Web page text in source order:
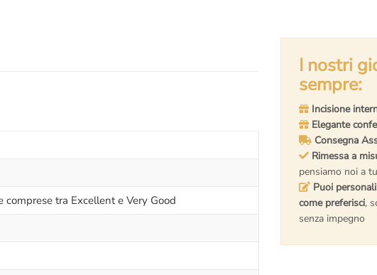
tra Excellent e Very Good
I nostri
sempre:
Incisione
Elegante
Consegna
Rimessa a
pensiamo noi a
Puoi
come preferisci,
senza impegno